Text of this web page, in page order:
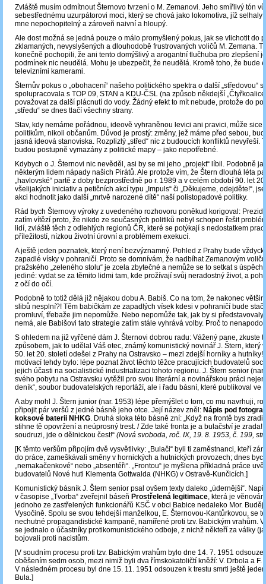
Zvláště musím odmítnout Šternovo tvrzení o M. Zemanovi. Jeho smířlivý tón
sebestřednému uzurpátorovi moci, který se chová jako lokomotiva, jíž selhaly
mne nepochopitelný a zároveň naivní a hloupý.
Ale dost možná se jedná pouze o málo promyšlený pokus, jak se vlichotit do
zklamaných, nevyslyšených a dlouhodobě frustrovaných voličů M. Zemana.
konečně pochopili, že ani tento domýšlivý a arogantní tlučhuba pro zlepšení
podmínek nic neudělá. Mohu je ubezpečit, že neudělá. Kromě toho, že bude
televizními kamerami.
Šternův pokus o „obohacení“ našeho politického spektra o další „středovou“
spolupracovala s TOP 09, STAN a KDU-ČSL (na způsob někdejší
považovat za další plácnutí do vody. Žádný efekt to mít nebude, protože do
„středu“ se dnes tlačí všechny strany.
Stav, kdy nemáme pořádnou, ideově vyhraněnou levici ani pravici, může sice
politikům, nikoli občanům. Důvod je prostý: změny, jež máme před sebou,
jasná ideová stanoviska. Rozplizlý „střed“ nic z budoucích konfliktů nevyřeší.
budou postupně vymazány z politické mapy – jako nepotřebné.
Kdybych o J. Šternovi nic nevěděl, asi by se mi jeho „projekt“ líbil. Podobně
některým lidem nápady našich Pirátů. Ale protože vím, že Štern dlouhá léta
„havlovské“ partě z doby bezprostředně po r. 1989 a v celém období 90. let
všelijakých iniciativ a petičních akcí typu „Impuls“ či „Děkujeme, odejděte!“,
akci hodnotit jako další „mrtvě narozené dítě“ naší polistopadové politiky.
Rád bych Šternovy výroky z uvedeného rozhovoru poněkud korigoval:
zatím vítězí proto, že nikdo ze současných politiků nebyl schopen řešit
lidí, zvláště těch z odlehlých regionů ČR, které se potýkají s nedostatkem
příležitostí, nízkou životní úrovní a problémem exekucí.
A ještě jeden poznatek, který není bezvýznamný. Pohled z Prahy bude
zapadlé vísky v pohraničí. Proto se domnívám, že nadbíhat Zemanovým
pražského „zeleného stolu“ je zcela zbytečné a nemůže se to setkat s
jediné: vydat se za těmito lidmi tam, kde prožívají svůj neradostný život, a
z očí do očí.
Podobně to totiž dělá již nějakou dobu A. Babiš. Co na tom, že nakonec
slibů nesplní?! Těm babičkám ze zapadlých vísek kdesi v pohraničí bude
promluví, třebaže jim nepomůže. Nebo nepomůže tak, jak by si
nemá, ale Babišovi tato strategie zatím stále vyhrává volby. Proč to
S ohledem na již vyřčené dám J. Šternovi dobrou radu: Vážený pane, zkuste
způsobem, jak to udělal Váš otec, známý komunistický novinář J. Štern, který
50. let 20. století odešel z Prahy na Ostravsko ‒ mezi zdejší horníky a hutníky!
motivací tehdy bylo: lépe poznat život těchto těžce pracujících budovatelů
jejich účasti na socialistické industrializaci tohoto regionu. J. Štern senior
svého pobytu na Ostravsku vytěžil pro svou literární a novinářskou práci nejen
deník“, soubor budovatelských reportáží, ale i řadu básní, které publikoval ve
A aby mohl J. Štern junior (nar. 1953) lépe přemýšlet o tom, co mu navrhuji,
připojit pár veršů z jedné básně jeho otce. Její název zněl: Nápis pod
koksové baterii NHKG. Druhá sloka této básně zní: „Když na frontě bys
stihne tě opovržení a neúprosný trest. / Zde také fronta je a bulačství je zrada!
soudruzi, jde o dělnickou čest!“ (Nová svoboda, roč. IX, 19. 8. 1953, č. 199,
[K těmto veršům připojím dvě vysvětlivky: „Bulači“ byli ti zaměstnanci, kteří
do práce, zameškávali směny v hornických a hutnických provozech; dnes
„nemakačenkové“ nebo „absentéři“. „Frontou“ je myšlena příkladná práce
budovatelů Nové huti Klementa Gottwalda (NHKG) v Ostravě-Kunčicích.]
Komunistický básník J. Štern senior psal ovšem texty daleko „údernější“.
v časopise „Tvorba“ zveřejnil báseň Prostřelená legitimace, která je
jednoho ze zastřelených funkcionářů KSČ v obci Babice nedaleko Mor.
Vysočině. Spolu se svou tehdejší manželkou, E. Šternovou-Kantůrkovou, se
nechutné propagandistické kampaně, namířené proti tzv. Babickým vrahům.
se jednalo o účastníky protikomunistického odboje, z nichž někteří za války
bojovali proti nacistům.
[V soudním procesu proti tzv. Babickým vrahům bylo dne 14. 7. 1951
oběšením sedm osob, mezi nimiž byli dva římskokatoličtí kněží: V. Drbola a F.
V následném procesu byl dne 15. 11. 1951 odsouzen k trestu smrti ještě
Bula.]